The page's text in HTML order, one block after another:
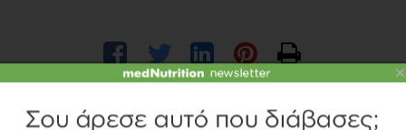
×